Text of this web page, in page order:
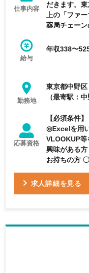
仕事内容
だきます。
上の「ファ
薬局チェーン
給与
年収338〜
勤務地
東京都中野区
（最寄駅：
応募資格
【必須条件
◎Excelを用
VLOOKUP
興味がある方 【歓迎条件】 〇IR、開示実務経験を
お持ちの方
画業務に興味
求人詳細を見る